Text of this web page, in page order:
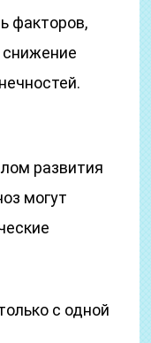
факторов,
снижение
развития
могут
с одной